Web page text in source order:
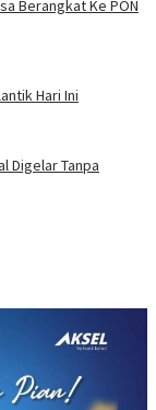
Berangkat Ke PON
Hari Ini
Digelar Tanpa